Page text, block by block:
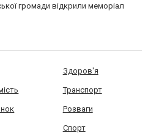
громади відкрили меморіал
Здоров'я
Транспорт
Розваги
Спорт